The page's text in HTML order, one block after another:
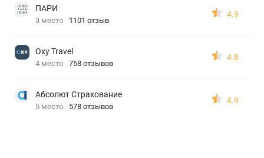
ПАРИ
3 место 1101 отзыв
4.9
Oxy Travel
4 место 758 отзывов
4.8
Абсолют Страхование
5 место 578 отзывов
4.9